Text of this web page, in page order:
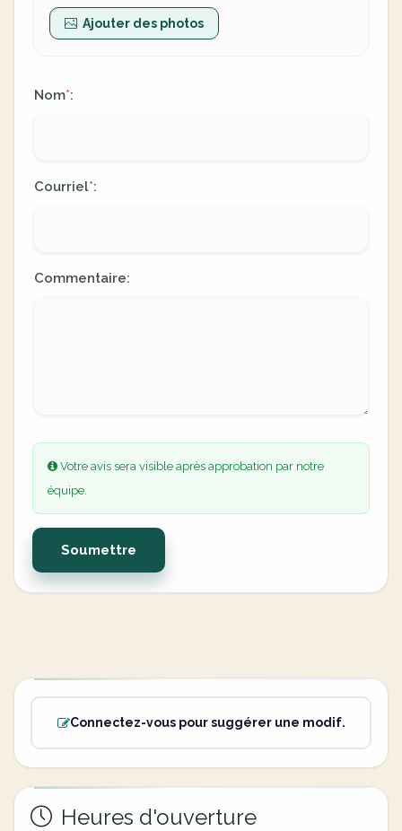
Ajouter des photos
Nom*:
Courriel*:
Commentaire:
Votre avis sera visible après approbation par notre
équipe.
Soumettre
Connectez-vous pour suggérer une modif.
Heures d'ouverture